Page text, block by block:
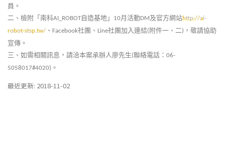
員。
二、檢附「南科AI_ROBOT自造基地」 10月活動DM及官方網站http://ai-
robot-stsp.tw/ 、 Facebook社團、 Line社團加入連結(附件一、二) ，敬請協助
宣傳。
三、如需相關訊息，請洽本案承辦人廖先生(聯絡電話： 06-
5058017#4020) 。
最近更新: 2018-11-02